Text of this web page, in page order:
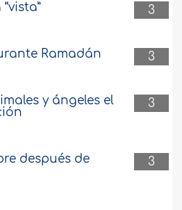
3
3
Ramadán
3
y ángeles el
3
después de